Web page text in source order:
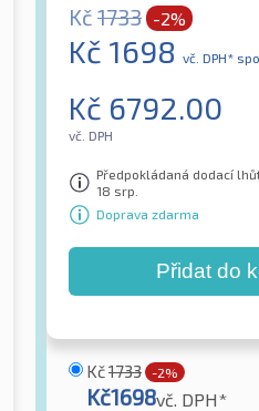
Kč 1733 -2%
Kč 1698 vč. DPH*
Kč 6792.00
vč. DPH
Předpokládaná dodací
18 srp.
Doprava zdarma
Přidat do
Kč1733 -2%
Kč1698vč. DPH*